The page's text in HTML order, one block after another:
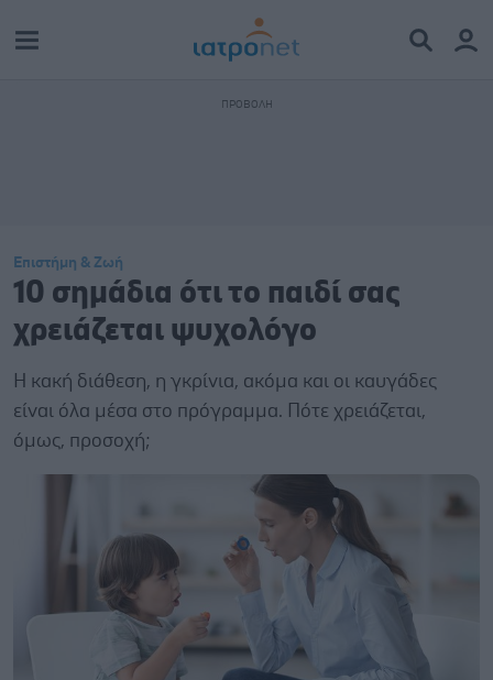
Επιστήμη & Ζωή
10 σημάδια ότι το παιδί σας
χρειάζεται ψυχολόγο
Η κακή διάθεση, η γκρίνια, ακόμα και οι καυγάδες
είναι όλα μέσα στο πρόγραμμα. Πότε χρειάζεται,
όμως, προσοχή;